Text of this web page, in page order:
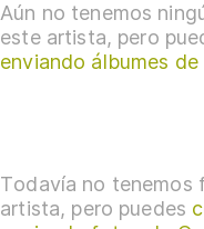
Aún no tenemos
este artista, pero
enviando álbumes
Todavía no tenemos
artista, pero puedes